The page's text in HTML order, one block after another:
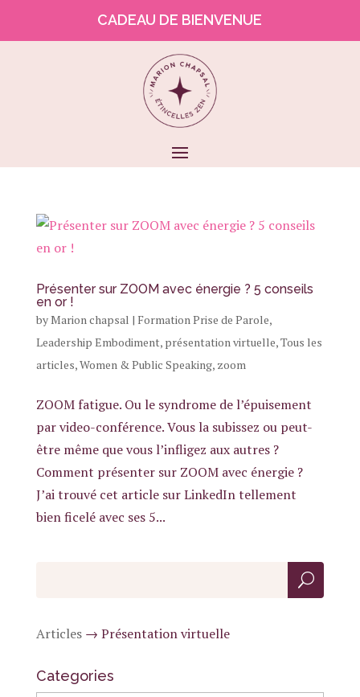
CADEAU DE BIENVENUE
Présenter sur ZOOM avec énergie ? 5 conseils
en or !
byMarion chapsal | Formation Prise de Parole,
Leadership Embodiment, présentation virtuelle,Tous les
articles,Women & Public Speaking, zoom
ZOOM fatigue. Ou le syndrome de l’épuisement
par video-conférence. Vous la subissez ou peut-
être même que vous l’infligez aux autres ?
Comment présenter sur ZOOM avec énergie ?
J’ai trouvé cet article sur LinkedIn tellement
bien ficelé avec ses 5...
Articles→ Présentation virtuelle
Categories